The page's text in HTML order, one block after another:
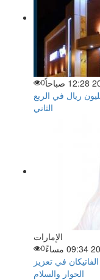
0
«هرفي للأغذية» تقفز 229.3% إلى 2.9 مليون ريال في الربع
الثاني
الإمارات
0
في تعزيز
الحوار والسلام